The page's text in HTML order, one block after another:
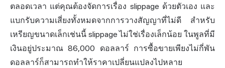
ตลอดเวลา แต่คุณต้องจัดการเรื่อง slippage ด้วยตัวเอง และ
แบกรับความเสี่ยงทั้งหมดจากการวางสัญญาที่ไม่ดี สำหรับ
เหรียญขนาดเล็กเช่นนี้ slippage ไม่ใช่เรื่องเล็กน้อย ในพูลที่มี
เงินอยู่ประมาณ 86,000 ดอลลาร์ การซื้อขายเพียงไม่กี่พัน
ดอลลาร์ก็สามารถทำให้ราคาเปลี่ยนแปลงไปหลาย